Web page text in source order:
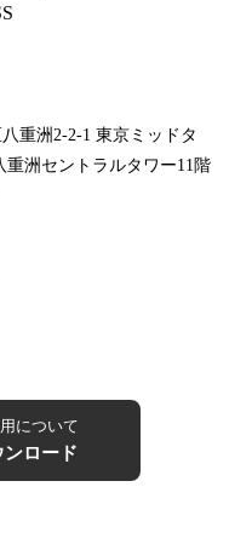
重洲2-2-1 東京ミッドタ
重洲セントラルタワー11階
について
ンロード